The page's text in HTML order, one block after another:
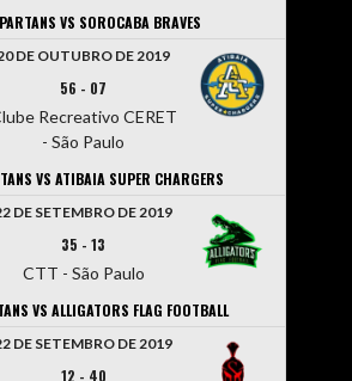
VS SOROCABA BRAVES
DE OUTUBRO DE 2019
56 - 07
Recreativo CERET
- São Paulo
VS ATIBAIA SUPER CHARGERS
DE SETEMBRO DE 2019
35 -13
CTT - São Paulo
VS ALLIGATORS FLAG FOOTBALL
DE SETEMBRO DE 2019
12 - 40